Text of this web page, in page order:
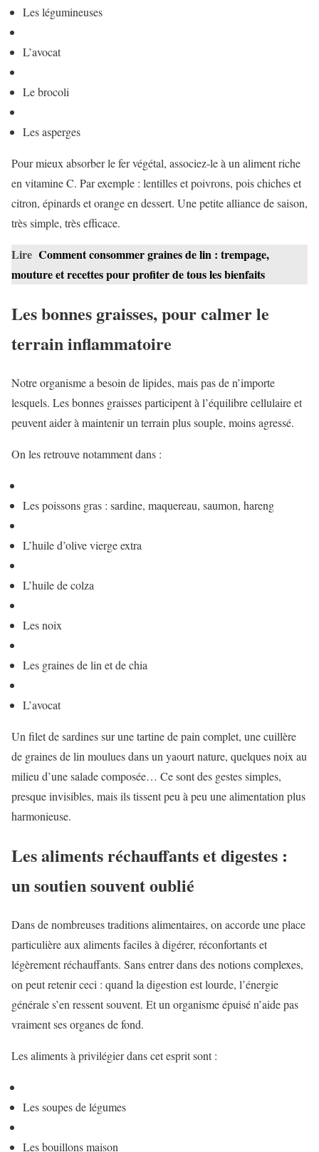
Les légumineuses
L’avocat
Le brocoli
Les asperges
Pour mieux absorber le fer végétal, associez-le à un aliment riche
en vitamine C. Par exemple : lentilles et poivrons, pois chiches et
citron, épinards et orange en dessert. Une petite alliance de saison,
très simple, très efficace.
Lire Comment consommer graines de lin : trempage,
mouture et recettes pour profiter de tous les bienfaits
Les bonnes graisses, pour calmer le
terrain inflammatoire
Notre organisme a besoin de lipides, mais pas de n’importe
lesquels. Les bonnes graisses participent à l’équilibre cellulaire et
peuvent aider à maintenir un terrain plus souple, moins agressé.
On les retrouve notamment dans :
Les poissons gras : sardine, maquereau, saumon, hareng
L’huile d’olive vierge extra
L’huile de colza
Les noix
Les graines de lin et de chia
L’avocat
Un filet de sardines sur une tartine de pain complet, une cuillère
de graines de lin moulues dans un yaourt nature, quelques noix au
milieu d’une salade composée… Ce sont des gestes simples,
presque invisibles, mais ils tissent peu à peu une alimentation plus
harmonieuse.
Les aliments réchauffants et digestes :
un soutien souvent oublié
Dans de nombreuses traditions alimentaires, on accorde une place
particulière aux aliments faciles à digérer, réconfortants et
légèrement réchauffants. Sans entrer dans des notions complexes,
on peut retenir ceci : quand la digestion est lourde, l’énergie
générale s’en ressent souvent. Et un organisme épuisé n’aide pas
vraiment ses organes de fond.
Les aliments à privilégier dans cet esprit sont :
Les soupes de légumes
Les bouillons maison